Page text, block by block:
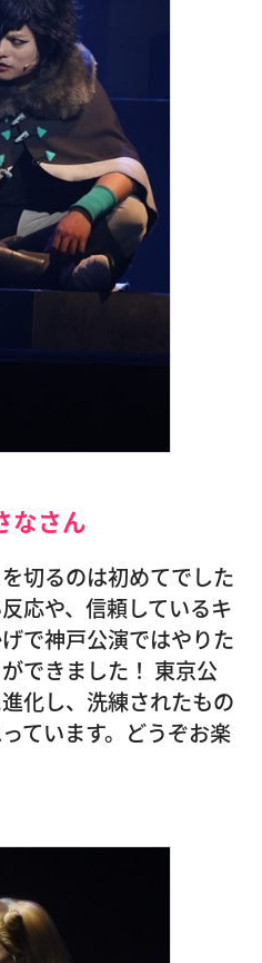
なさん
切るのは初めてでした
応や、信頼しているキ
で神戸公演ではやりた
できました！ 東京公
化し、洗練されたもの
ています。どうぞお楽